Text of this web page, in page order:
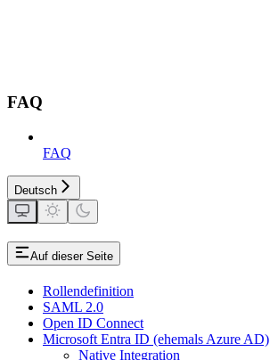
FAQ
FAQ
Deutsch
Auf dieser Seite
Rollendefinition
SAML 2.0
Open ID Connect
Microsoft Entra ID (ehemals Azure AD)
Native Integration